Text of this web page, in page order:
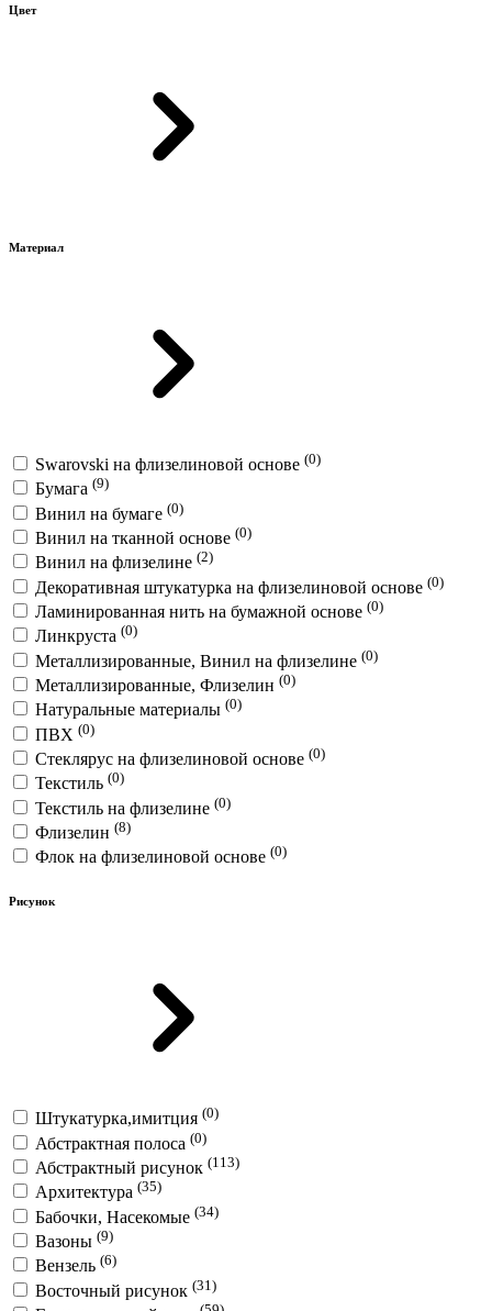
Цвет
Материал
Swarovski на флизелиновой основе (0)
Бумага (9)
Винил на бумаге (0)
Винил на тканной основе (0)
Винил на флизелине (2)
Декоративная штукатурка на флизелиновой основе (0)
Ламинированная нить на бумажной основе (0)
Линкруста (0)
Металлизированные, Винил на флизелине (0)
Металлизированные, Флизелин (0)
Натуральные материалы (0)
ПВХ (0)
Стеклярус на флизелиновой основе (0)
Текстиль (0)
Текстиль на флизелине (0)
Флизелин (8)
Флок на флизелиновой основе (0)
Рисунок
Штукатурка,имитция (0)
Абстрактная полоса (0)
Абстрактный рисунок (113)
Архитектура (35)
Бабочки, Насекомые (34)
Вазоны (9)
Вензель (6)
Восточный рисунок (31)